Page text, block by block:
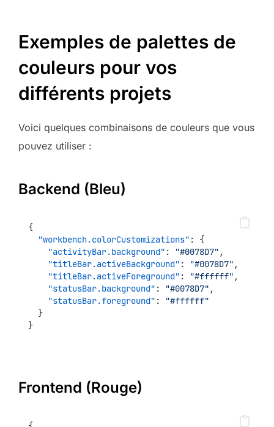
Exemples de palettes de
couleurs pour vos
différents projets
Voici quelques combinaisons de couleurs que vous
pouvez utiliser :
Backend (Bleu)
{
"workbench.colorCustomizations" : {
"activityBar.background" : "#0078D7" ,
"titleBar.activeBackground" : "#0078D7" ,
"titleBar.activeForeground" : "#ffffff" ,
"statusBar.background" : "#0078D7" ,
"statusBar.foreground" :
"#ffffff"
  }
}
Frontend (Rouge)